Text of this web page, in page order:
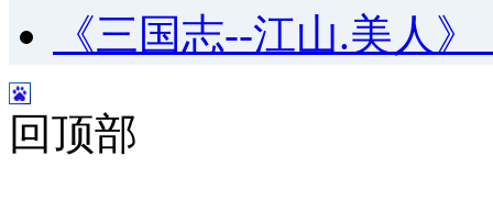
《三国志--江山.美人
回顶部